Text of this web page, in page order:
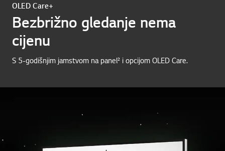
OLED Care+
Bezbrižno gledanje nema
cijenu
S 5-godišnjim jamstvom na panel² i opcijom OLED Care.